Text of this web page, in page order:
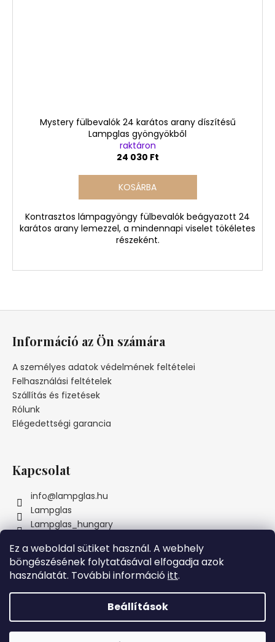
Ez a weboldal sütiket használ. A webhely
böngészésének folytatásával elfogadja azok
használatát. További információitt.
Beállítások
Szeretnénk Önnek örömöt szerezni! Ezért a MAI NAPON azon
összes megrendelésre, amelyek meghaladják az 69000 Ft
Mystery fülbevalók 24 karátos arany díszítésű
Lampglas gyöngyökből
raktáron
24 030 Ft
KOSÁRBA
Kontrasztos lámpagyöngy fülbevalók beágyazott 24
karátos arany lemezzel, a mindennapi viselet tökéletes
részeként.
Információ az Ön számára
A személyes adatok védelmének feltételei
Felhasználási feltételek
Szállítás és fizetések
Rólunk
Elégedettségi garancia
Kapcsolat
info@lampglas.hu
Lampglas
Lampglas_hungary
Instagram